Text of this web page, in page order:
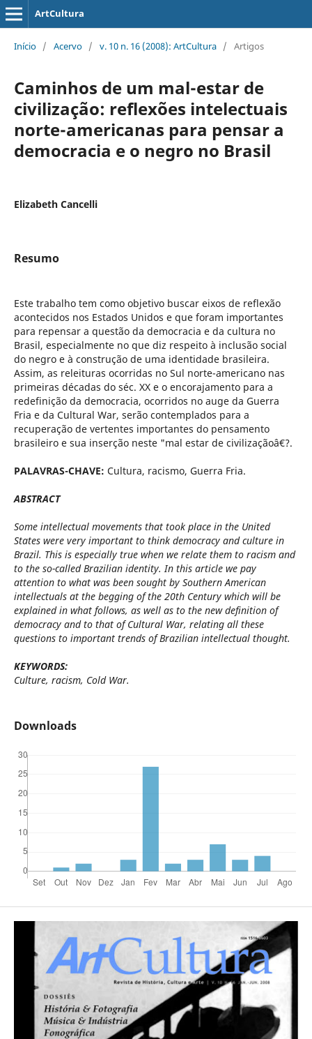
ArtCultura
Início / Acervo / v. 10 n. 16 (2008): ArtCultura / Artigos
Caminhos de um mal-estar de
civilização: reflexões intelectuais
norte-americanas para pensar a
democracia e o negro no Brasil
Elizabeth Cancelli
Resumo
Este trabalho tem como objetivo buscar eixos de reflexão
acontecidos nos Estados Unidos e que foram importantes
para repensar a questão da democracia e da cultura no
Brasil, especialmente no que diz respeito à inclusão social
do negro e à construção de uma identidade brasileira.
Assim, as releituras ocorridas no Sul norte-americano nas
primeiras décadas do séc. XX e o encorajamento para a
redefinição da democracia, ocorridos no auge da Guerra
Fria e da Cultural War, serão contemplados para a
recuperação de vertentes importantes do pensamento
brasileiro e sua inserção neste "mal estar de civilizaçãoâ€?.
PALAVRAS-CHAVE: Cultura, racismo, Guerra Fria.
ABSTRACT
Some intellectual movements that took place in the United
States were very important to think democracy and culture in
Brazil. This is especially true when we relate them to racism and
to the so-called Brazilian identity. In this article we pay
attention to what was been sought by Southern American
intellectuals at the begging of the 20th Century which will be
explained in what follows, as well as to the new definition of
democracy and to that of Cultural War, relating all these
questions to important trends of Brazilian intellectual thought.
KEYWORDS:
Culture, racism, Cold War.
Downloads